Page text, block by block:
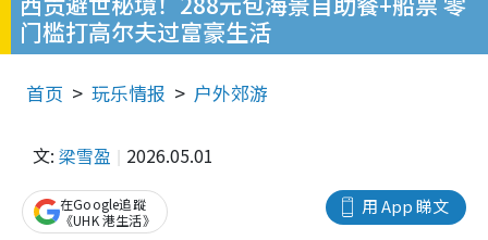
门槛打高尔夫过富豪生活
首页 玩乐情报 户外郊游
文: 梁雪盈 2026.05.01
用 App 睇文
在Google追蹤
《UHK 港生活》